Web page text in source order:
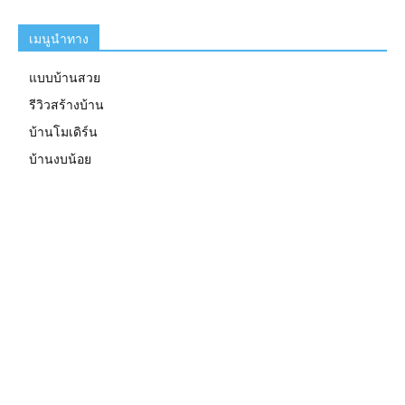
เมนูนำทาง
แบบบ้านสวย
รีวิวสร้างบ้าน
บ้านโมเดิร์น
บ้านงบน้อย